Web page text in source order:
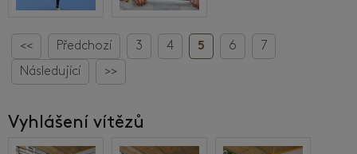
<< Předchozí 3 4 5 6
7
Následující
>>
Vyhlášení vítězů